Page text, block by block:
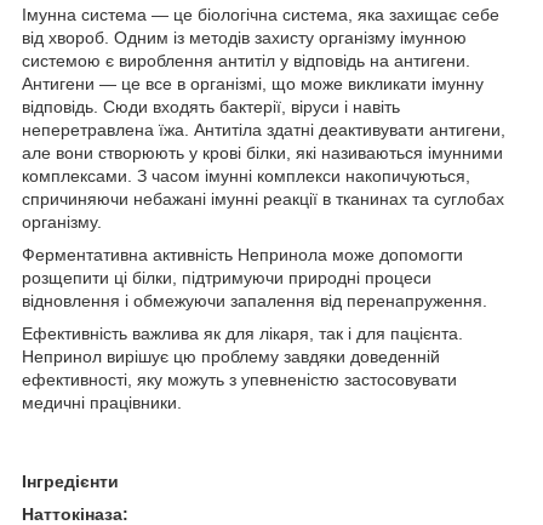
Імунна система — це біологічна система, яка захищає себе
від хвороб. Одним із методів захисту організму імунною
системою є вироблення антитіл у відповідь на антигени.
Антигени — це все в організмі, що може викликати імунну
відповідь. Сюди входять бактерії, віруси і навіть
неперетравлена їжа. Антитіла здатні деактивувати антигени,
але вони створюють у крові білки, які називаються імунними
комплексами. З часом імунні комплекси накопичуються,
спричиняючи небажані імунні реакції в тканинах та суглобах
організму.
Ферментативна активність Непринола може допомогти
розщепити ці білки, підтримуючи природні процеси
відновлення і обмежуючи запалення від перенапруження.
Ефективність важлива як для лікаря, так і для пацієнта.
Непринол вирішує цю проблему завдяки доведенній
ефективності, яку можуть з упевненістю застосовувати
медичні працівники.
Інгредієнти
Наттокіназа: